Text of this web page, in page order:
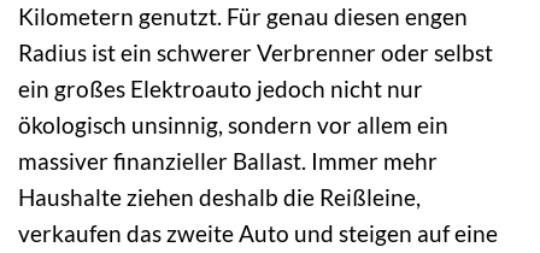
Kilometern genutzt. Für genau diesen engen
Radius ist ein schwerer Verbrenner oder selbst
ein großes Elektroauto jedoch nicht nur
ökologisch unsinnig, sondern vor allem ein
massiver finanzieller Ballast. Immer mehr
Haushalte ziehen deshalb die Reißleine,
verkaufen das zweite Auto und steigen auf eine